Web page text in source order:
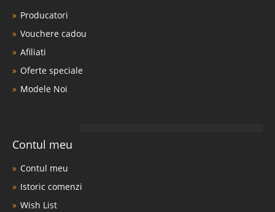
Producatori
Vouchere cadou
Afiliati
Oferte speciale
Modele Noi
Contul meu
Contul meu
Istoric comenzi
Wish List